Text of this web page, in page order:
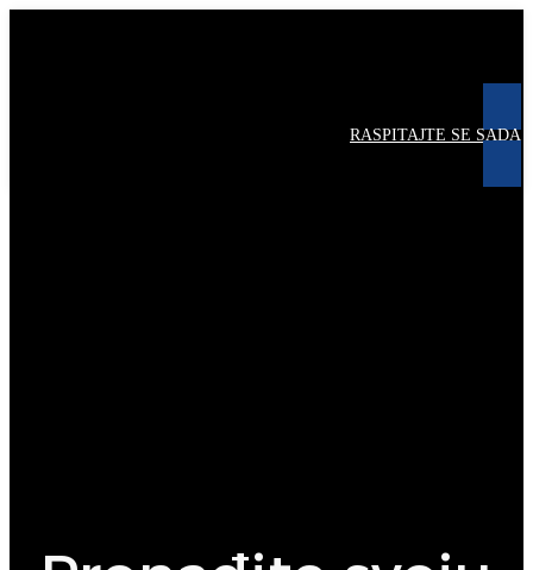
RASPITAJTE SE SADA